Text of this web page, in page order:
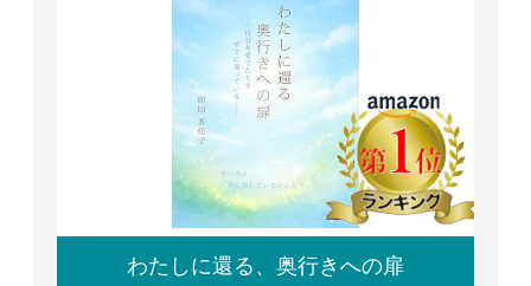
わたしに還る、奥行きへの扉